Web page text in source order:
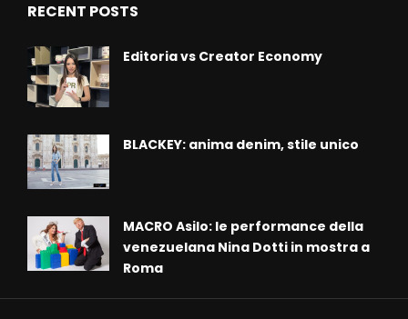
RECENT POSTS
Editoria vs Creator Economy
BLACKEY: anima denim, stile unico
MACRO Asilo: le performance della
venezuelana Nina Dotti in mostra a
Roma